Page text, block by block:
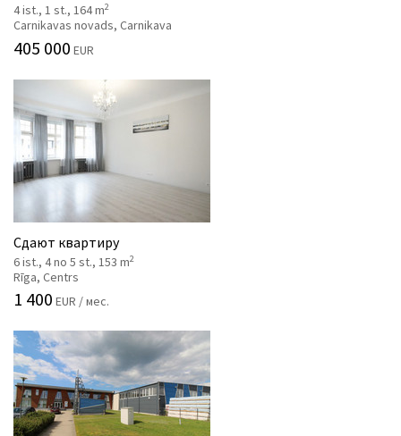
4 ist., 1 st., 164 m2
Carnikavas novads, Carnikava
405 000 EUR
Сдают квартиру
6 ist., 4 no 5 st., 153 m2
Rīga, Centrs
1 400 EUR / мес.